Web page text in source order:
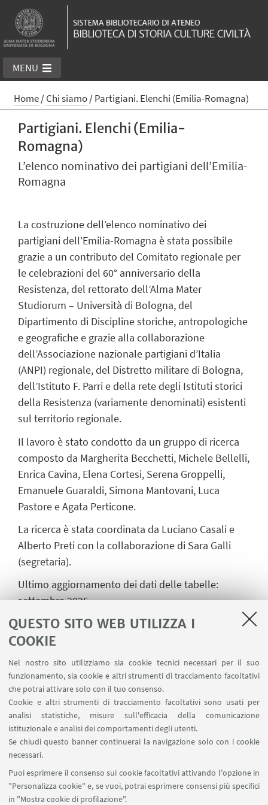
QUESTO SITO WEB UTILIZZA I
COOKIE
Nel nostro sito utilizziamo sia cookie tecnici necessari per il suo
funzionamento, sia cookie e altri strumenti di tracciamento facoltativi
che potrai attivare solo con il tuo consenso.
Cookie e altri strumenti di tracciamento facoltativi sono usati per
analisi statistiche, misure sull'efficacia della comunicazione
istituzionale e analisi dei comportamenti degli utenti.
Se chiudi questo banner continuerai la navigazione solo con i cookie
necessari.
Puoi esprimere il consenso sui cookie facoltativi attivando l'opzione in
"Personalizza cookie" e, se vuoi, potrai esprimere consensi più specifici
in "Mostra cookie di profilazione".
MENU
Home/Chi siamo/Partigiani. Elenchi (Emilia-Romagna)
Partigiani. Elenchi (Emilia-
Romagna)
L’elenco nominativo dei partigiani dell’Emilia-
Romagna
La costruzione dell’elenco nominativo dei
partigiani dell’Emilia-Romagna è stata possibile
grazie a un contributo del Comitato regionale per
le celebrazioni del 60° anniversario della
Resistenza, del rettorato dell’Alma Mater
Studiorum – Università di Bologna, del
Dipartimento di Discipline storiche, antropologiche
e geografiche e grazie alla collaborazione
dell’Associazione nazionale partigiani d’Italia
(ANPI) regionale, del Distretto militare di Bologna,
dell’Istituto F. Parri e della rete degli Istituti storici
della Resistenza (variamente denominati) esistenti
sul territorio regionale.
Il lavoro è stato condotto da un gruppo di ricerca
composto da Margherita Becchetti, Michele Bellelli,
Enrica Cavina, Elena Cortesi, Serena Groppelli,
Emanuele Guaraldi, Simona Mantovani, Luca
Pastore e Agata Perticone.
La ricerca è stata coordinata da Luciano Casali e
Alberto Preti con la collaborazione di Sara Galli
(segretaria).
Ultimo aggiornamento dei dati delle tabelle:
settembre 2025
Bologna[ .xls 3531Kb ]
Piacenza[ .xls 2999Kb ]
Ferrara[ .xls 1464Kb ]
Forlì
Modena[ .xls 8701Kb ]